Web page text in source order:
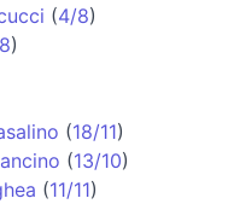
(4/8)
)
(18/11)
(13/10)
(11/11)